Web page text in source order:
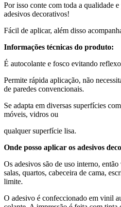
Por isso conte com toda a qualidade
adesivos decorativos!
Fácil de aplicar, além disso
Informações técnicas do produto:
É autocolante e fosco evitando
Permite rápida aplicação, não
de paredes convencionais.
Se adapta em diversas superfícies
móveis, vidros ou
qualquer superfície lisa.
Onde posso aplicar os adesivos
Os adesivos são de uso interno,
salas, quartos, cabeceira de cama,
limite.
O adesivo é confeccionado em vinil